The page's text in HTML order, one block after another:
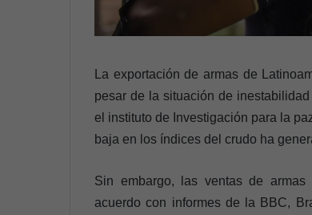
La exportación de armas de
pesar de la situación de
el instituto de Investigación para la
baja en los índices del crudo ha
Sin embargo, las ventas de
acuerdo con informes de la BBC,